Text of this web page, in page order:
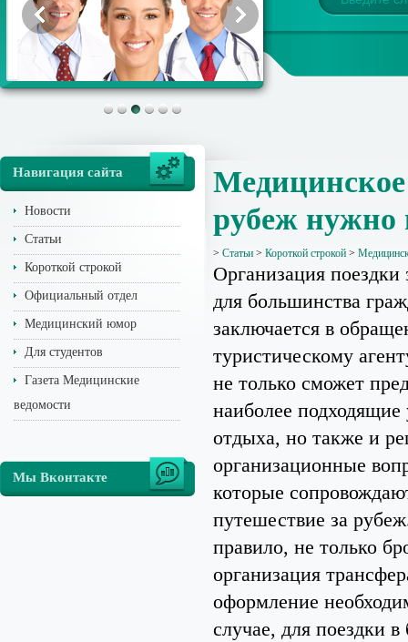
Навигация сайта
Новости
Статьи
Короткой строкой
Официальный отдел
Медицинский юмор
Для студентов
Газета Медицинские
ведомости
Мы Вконтакте
Медицинское
рубеж нужно
> Статьи > Короткой строкой >
Организация поездки
для большинства
заключается в
туристическому
не только сможет
наиболее подходящие
отдыха, но также и
организационные
которые
путешествие за
правило, не только
организация
оформление
случае, для поездки